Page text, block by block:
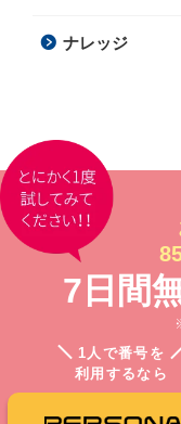
ナレッジ
7日間
1人で番号を
利用するなら